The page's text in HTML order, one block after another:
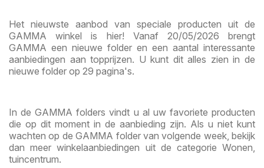
Het nieuwste aanbod van speciale producten uit de
GAMMA winkel is hier! Vanaf 20/05/2026 brengt
GAMMA een nieuwe folder en een aantal interessante
aanbiedingen aan topprijzen. U kunt dit alles zien in de
nieuwe folder op 29 pagina's.
In de GAMMA folders vindt u al uw favoriete producten
die op dit moment in de aanbieding zijn. Als u niet kunt
wachten op de GAMMA folder van volgende week, bekijk
dan meer winkelaanbiedingen uit de categorie Wonen,
tuincentrum.